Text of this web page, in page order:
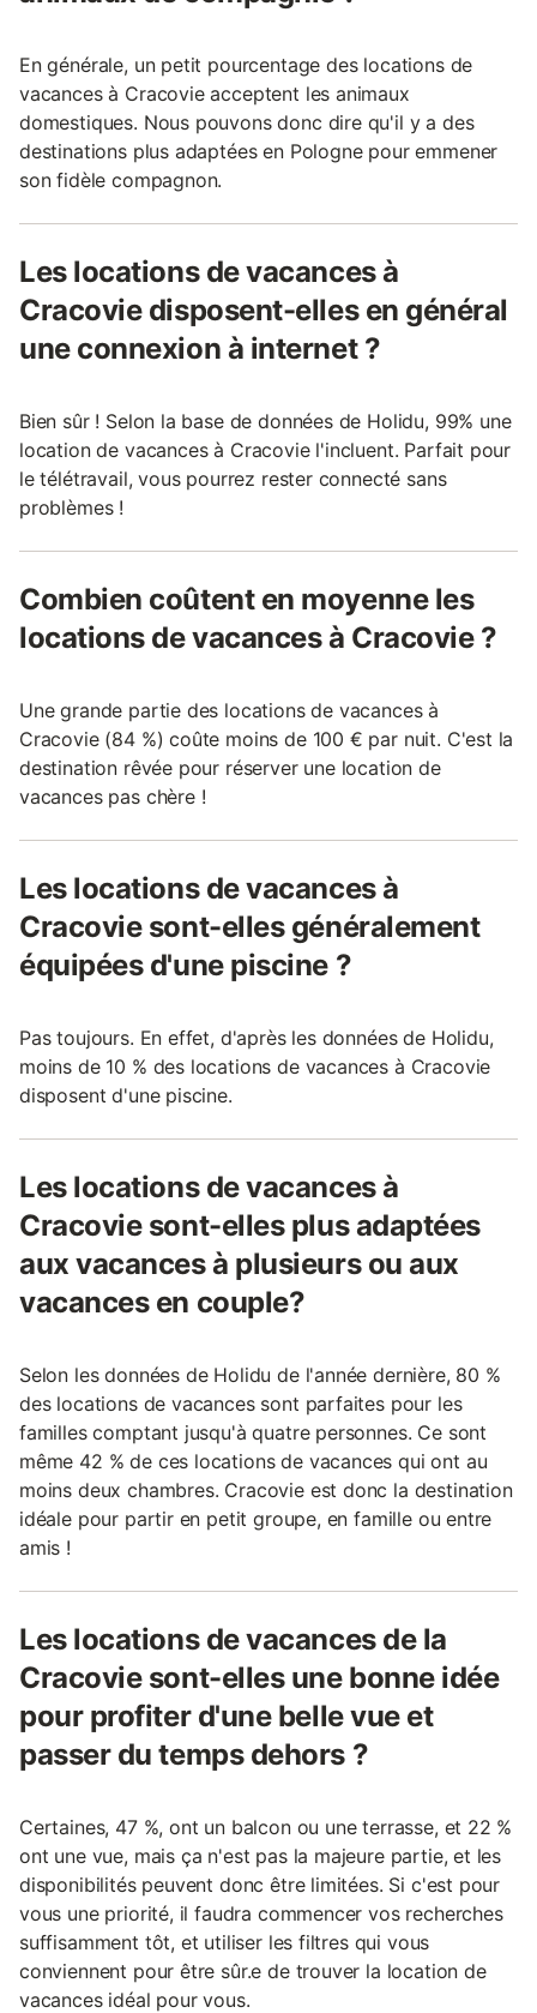
En générale, un petit pourcentage des locations de
vacances à Cracovie acceptent les animaux
domestiques. Nous pouvons donc dire qu'il y a des
destinations plus adaptées en Pologne pour emmener
son fidèle compagnon.
Les locations de vacances à
Cracovie disposent-elles en général
une connexion à internet ?
Bien sûr ! Selon la base de données de Holidu, 99% une
location de vacances à Cracovie l'incluent. Parfait pour
le télétravail, vous pourrez rester connecté sans
problèmes !
Combien coûtent en moyenne les
locations de vacances à Cracovie ?
Une grande partie des locations de vacances à
Cracovie (84 %) coûte moins de 100 € par nuit. C'est la
destination rêvée pour réserver une location de
vacances pas chère !
Les locations de vacances à
Cracovie sont-elles généralement
équipées d'une piscine ?
Pas toujours. En effet, d'après les données de Holidu,
moins de 10 % des locations de vacances à Cracovie
disposent d'une piscine.
Les locations de vacances à
Cracovie sont-elles plus adaptées
aux vacances à plusieurs ou aux
vacances en couple?
Selon les données de Holidu de l'année dernière, 80 %
des locations de vacances sont parfaites pour les
familles comptant jusqu'à quatre personnes. Ce sont
même 42 % de ces locations de vacances qui ont au
moins deux chambres. Cracovie est donc la destination
idéale pour partir en petit groupe, en famille ou entre
amis !
Les locations de vacances de la
Cracovie sont-elles une bonne idée
pour profiter d'une belle vue et
passer du temps dehors ?
Certaines, 47 %, ont un balcon ou une terrasse, et 22 %
ont une vue, mais ça n'est pas la majeure partie, et les
disponibilités peuvent donc être limitées. Si c'est pour
vous une priorité, il faudra commencer vos recherches
suffisamment tôt, et utiliser les filtres qui vous
conviennent pour être sûr.e de trouver la location de
vacances idéal pour vous.